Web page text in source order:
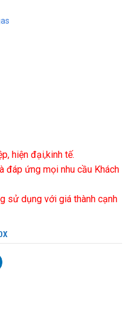
hiện đại,kinh tế.
đáp ứng mọi nhu cầu Khách
sử dụng với giá thành cạnh